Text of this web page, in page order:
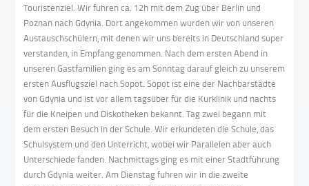
Touristenziel. Wir fuhren ca. 12h mit dem Zug über Berlin und
Poznan nach Gdynia. Dort angekommen wurden wir von unseren
Austauschschülern, mit denen wir uns bereits in Deutschland super
verstanden, in Empfang genommen. Nach dem ersten Abend in
unseren Gastfamilien ging es am Sonntag darauf gleich zu unserem
ersten Ausflugsziel nach Sopot. Sopot ist eine der Nachbarstädte
von Gdynia und ist vor allem tagsüber für die Kurklinik und nachts
für die Kneipen und Diskotheken bekannt. Tag zwei begann mit
dem ersten Besuch in der Schule. Wir erkundeten die Schule, das
Schulsystem und den Unterricht, wobei wir Parallelen aber auch
Unterschiede fanden. Nachmittags ging es mit einer Stadtführung
durch Gdynia weiter. Am Dienstag fuhren wir in die zweite